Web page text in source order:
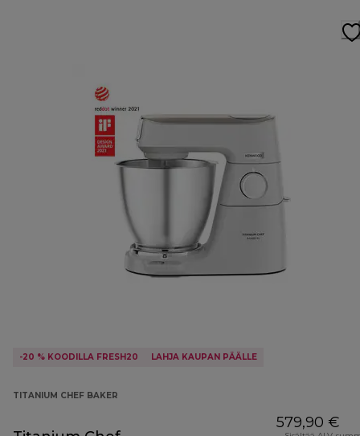
-20 % KOODILLA FRESH20 LAHJA KAUPAN PÄÄLLE
TITANIUM CHEF BAKER
579,90 €